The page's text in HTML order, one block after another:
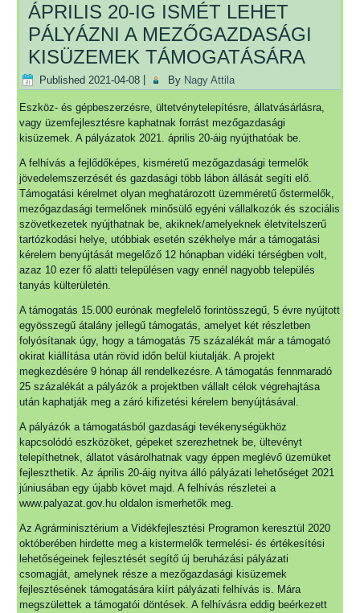
ÁPRILIS 20-IG ISMÉT LEHET
PÁLYÁZNI A MEZŐGAZDASÁGI
KISÜZEMEK TÁMOGATÁSÁRA
Published 2021-04-08 By Nagy Attila
Eszköz- és gépbeszerzésre, ültetvénytelepítésre, állatvásárlásra,
vagy üzemfejlesztésre kaphatnak forrást mezőgazdasági
kisüzemek. A pályázatok 2021. április 20-áig nyújthatóak be.
A felhívás a fejlődőképes, kisméretű mezőgazdasági termelők
jövedelemszerzését és gazdasági több lábon állását segíti elő.
Támogatási kérelmet olyan meghatározott üzemméretű őstermelők,
mezőgazdasági termelőnek minősülő egyéni vállalkozók és szociális
szövetkezetek nyújthatnak be, akiknek/amelyeknek életvitelszerű
tartózkodási helye, utóbbiak esetén székhelye már a támogatási
kérelem benyújtását megelőző 12 hónapban vidéki térségben volt,
azaz 10 ezer fő alatti településen vagy ennél nagyobb település
tanyás külterületén.
A támogatás 15.000 eurónak megfelelő forintösszegű, 5 évre nyújtott
egyösszegű átalány jellegű támogatás, amelyet két részletben
folyósítanak úgy, hogy a támogatás 75 százalékát már a támogató
okirat kiállítása után rövid időn belül kiutalják. A projekt
megkezdésére 9 hónap áll rendelkezésre. A támogatás fennmaradó
25 százalékát a pályázók a projektben vállalt célok végrehajtása
után kaphatják meg a záró kifizetési kérelem benyújtásával.
A pályázók a támogatásból gazdasági tevékenységükhöz
kapcsolódó eszközöket, gépeket szerezhetnek be, ültevényt
telepíthetnek, állatot vásárolhatnak vagy éppen meglévő üzemüket
fejleszthetik. Az április 20-áig nyitva álló pályázati lehetőséget 2021
júniusában egy újabb követ majd. A felhívás részletei a
www.palyazat.gov.hu oldalon ismerhetők meg.
Az Agrárminisztérium a Vidékfejlesztési Programon keresztül 2020
októberében hirdette meg a kistermelők termelési- és értékesítési
lehetőségeinek fejlesztését segítő új beruházási pályázati
csomagját, amelynek része a mezőgazdasági kisüzemek
fejlesztésének támogatására kiírt pályázati felhívás is. Mára
megszülettek a támogatói döntések. A felhívásra eddig beérkezett